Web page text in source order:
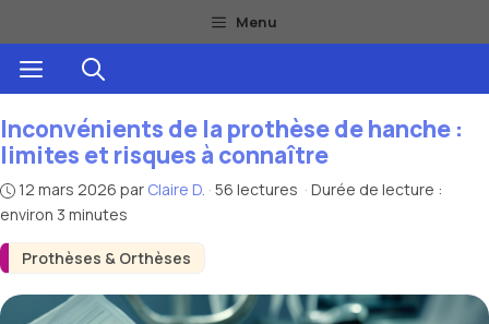
au
contenu
Menu
Menu
Prothèses & Orthèses
Inconvénients de la prothèse de hanche :
limites et risques à connaître
12 mars 2026 par Claire D. · 56 lectures · Durée de lecture :
environ 3 minutes